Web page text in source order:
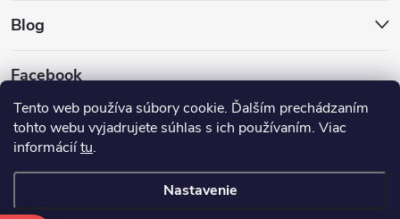
Tento web používa súbory cookie. Ďalším prechádzaním
tohto webu vyjadrujete súhlas s ich používaním. Viac
informáciítu.
Nastavenie
Blog
Facebook